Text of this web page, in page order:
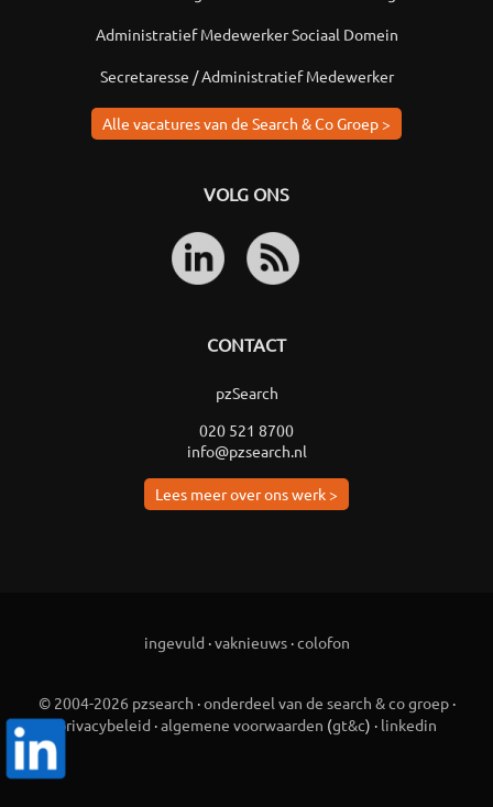
Administratief Medewerker Sociaal Domein
Secretaresse / Administratief Medewerker
Alle vacatures van de Search & Co Groep >
VOLG ONS
CONTACT
pzSearch
020 521 8700
info@pzsearch.nl
Lees meer over ons werk >
ingevuld ·vaknieuws·colofon
© 2004-2026 pzsearch ·onderdeel van de search & co groep·
privacybeleid ·algemene voorwaarden (gt&c) · linkedin